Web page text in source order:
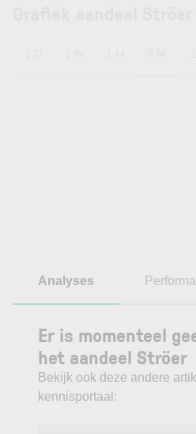
Analyses
Er is momenteel
het aandeel Ströer
Bekijk ook deze andere
kennisportaal: